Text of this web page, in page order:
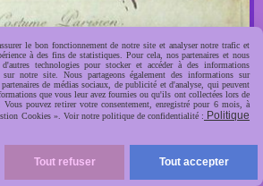
le bon fonctionnement de notre site et analyser notre trafic et
à des fins de statistiques. Pour cela, nos partenaires et nous
technologies pour stocker et accéder à des informations
notre site. Nous partageons également des informations sur
de médias sociaux, de publicité et d'analyse, qui peuvent
que vous leur avez fournies ou qu'ils ont collectées lors de
pouvez retirer votre consentement, enregistré pour 6 mois, à
Cookies ». Voir notre politique de confidentialité : Politique
Tout refuser Tout accepter